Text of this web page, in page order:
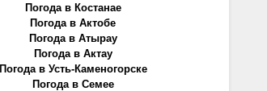
Погода в Костанае
Погода в Актобе
Погода в Атырау
Погода в Актау
Погода в Усть-Каменогорске
Погода в Семее